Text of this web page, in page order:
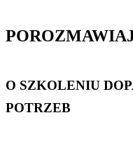
O SZKOLENIU
POTRZEB